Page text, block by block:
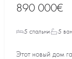
890 000€
5 спальни 5
Этот новый дом